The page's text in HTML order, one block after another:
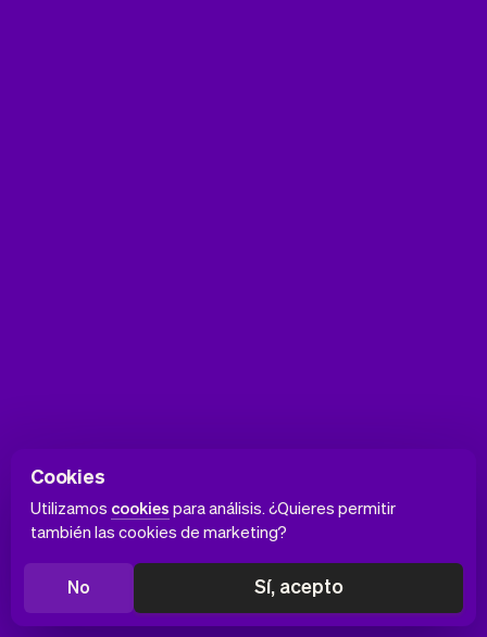
Cookies
Utilizamos cookies para análisis. ¿Quieres permitir
también las cookies de marketing?
No Sí, acepto